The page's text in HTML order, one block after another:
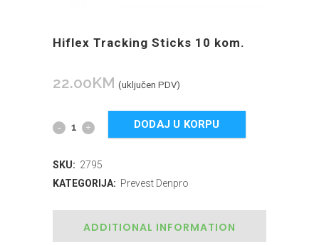
Hiflex Tracking Sticks 10 kom.
22.00KM (uključen PDV)
DODAJ U KORPU
SKU: 2795
KATEGORIJA: Prevest Denpro
ADDITIONAL INFORMATION